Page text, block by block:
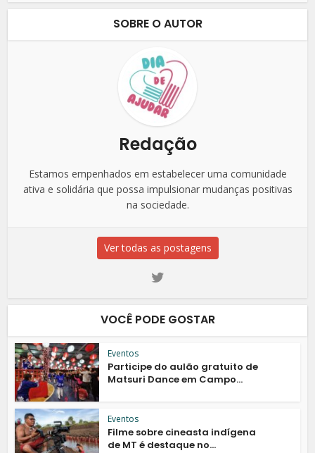
SOBRE O AUTOR
Redação
Estamos empenhados em estabelecer uma comunidade
ativa e solidária que possa impulsionar mudanças positivas
na sociedade.
Ver todas as postagens
VOCÊ PODE GOSTAR
Eventos
Participe do aulão gratuito de
Matsuri Dance em Campo...
Eventos
Filme sobre cineasta indígena
de MT é destaque no...